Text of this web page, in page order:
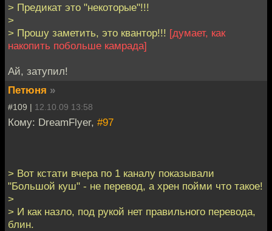
> Предикат это "некоторые"!!!
>
> Прошу заметить, это квантор!!! [думает, как
накопить побольше камрада]
Ай, затупил!
Петюня »
#109 | 12.10.09 13:58
Кому: DreamFlyer, #97
> Вот кстати вчера по 1 каналу показывали
"Большой куш" - не перевод, а хрен пойми что такое!
>
> И как назло, под рукой нет правильного перевода,
блин.